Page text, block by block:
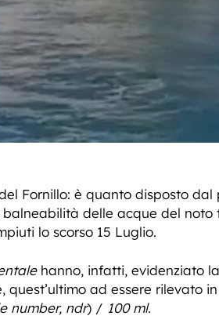
Fornillo: è quanto disposto
delle acque del
lo scorso 15 Luglio.
hanno, infatti, evidenziato
quest’ultimo ad essere rilevato
number, ndr) / 100 ml.